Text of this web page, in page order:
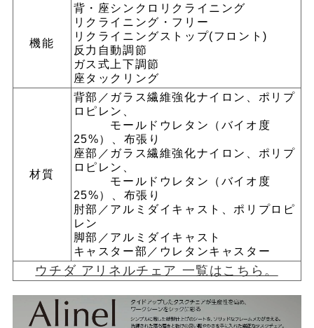
機能
背・座シンクロリクライニング
リクライニング・フリー
リクライニングストップ(フロント)
反力自動調節
ガス式上下調節
座タックリング
材質
背部／ガラス繊維強化ナイロン、ポリプ
ロピレン、
モールドウレタン（バイオ度
25%）、布張り
座部／ガラス繊維強化ナイロン、ポリプ
ロピレン、
モールドウレタン（バイオ度
25%）、布張り
肘部／アルミダイキャスト、ポリプロピ
レン
脚部／アルミダイキャスト
キャスター部／ウレタンキャスター
ウチダ アリネルチェア 一覧はこちら。